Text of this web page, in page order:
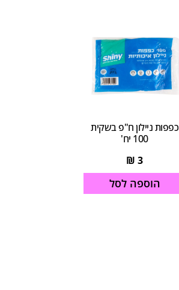
כפפות ניילון ח"פ בשקית
100 יח'
3
₪
הוספה לסל